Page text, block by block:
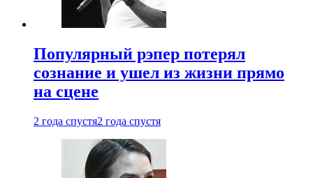
Популярный рэпер потерял
сознание и ушел из жизни прямо
на сцене
2 года спустя2 года спустя